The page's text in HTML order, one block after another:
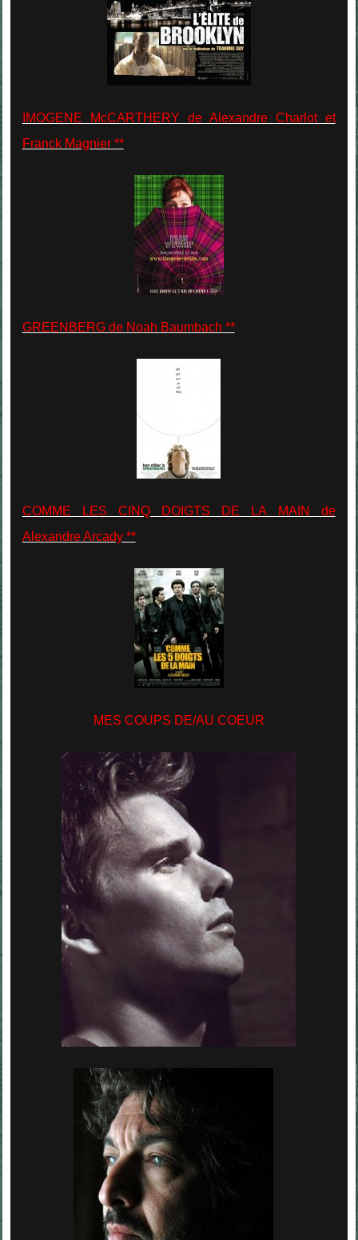
IMOGENE McCARTHERY de Alexandre Charlot et
Franck Magnier **
GREENBERG de Noah Baumbach **
COMME LES CINQ DOIGTS DE LA MAIN de
Alexandre Arcady **
MES COUPS DE/AU COEUR